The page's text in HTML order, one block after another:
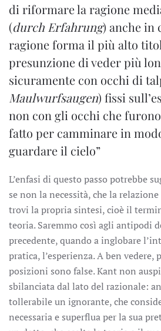
di riformare la ragione
(durch Erfahrung) anche in
ragione forma il più alto
presunzione di veder più
sicuramente con occhi di
Maulwurfsaugen) fissi
non con gli occhi che
fatto per camminare in
guardare il cielo”
L’enfasi di questo passo potrebbe
se non la necessità, che la
trovi la propria sintesi, cioè il
teoria. Saremmo così agli antipodi
precedente, quando a inglobare
pratica, l’esperienza. A ben vedere,
posizioni sono false. Kant non
sbilanciata dal lato del razionale:
tollerabile un ignorante, che
necessaria e superflua per la sua